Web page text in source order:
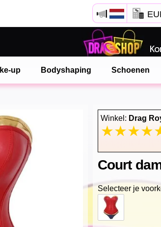
up Bodyshaping Schoenen
Winkel: Drag
Court
Selecteer je
Open Safari menu.
of klik de safari knop zoals
en klik TOEVOEGEN